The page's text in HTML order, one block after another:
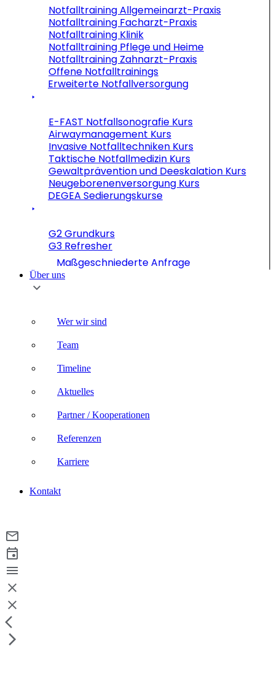
Notfalltraining Allgemeinarzt-Praxis
Notfalltraining Facharzt-Praxis
Notfalltraining Klinik
Notfalltraining Pflege und Heime
Notfalltraining Zahnarzt-Praxis
Offene Notfalltrainings
Erweiterte Notfallversorgung
E-FAST Notfallsonografie Kurs
Airwaymanagement Kurs
Invasive Notfalltechniken Kurs
Taktische Notfallmedizin Kurs
Gewaltprävention und Deeskalation Kurs
Neugeborenenversorgung Kurs
DEGEA Sedierungskurse
G2 Grundkurs
G3 Refresher
Maßgeschniederte Anfrage
Über uns
Wer wir sind
Team
Timeline
Aktuelles
Partner / Kooperationen
Referenzen
Karriere
Kontakt